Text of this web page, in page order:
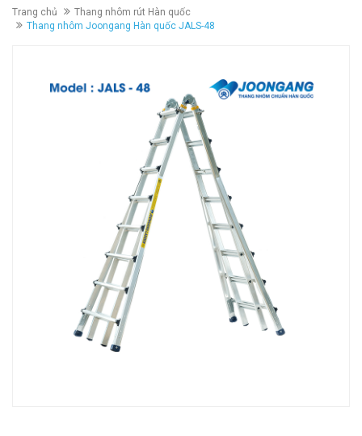
Trang chủ
Thang nhôm rút Hàn quốc
Thang nhôm Joongang Hàn quốc JALS-48